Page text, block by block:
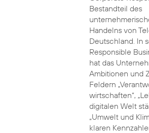
Bestandteil des
Handelns von
Deutschland. In
Responsible
hat das
Ambitionen und
Feldern
wirtschaften“,
digitalen Welt
„Umwelt und
klaren